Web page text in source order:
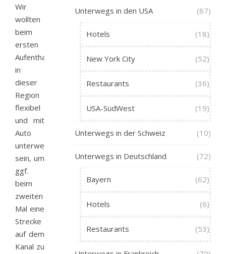
Wir
wollten
beim
ersten
Aufenthalt
in
dieser
Region
flexibel
und mit
Auto
unterwegs
sein, um
ggf.
beim
zweiten
Mal eine
Strecke
auf dem
Kanal zu
Unterwegs in den USA (87)
Hotels (18)
New York City (52)
Restaurants (36)
USA-SüdWest (19)
Unterwegs in der Schweiz (10)
Unterwegs in Deutschland (72)
Bayern (62)
Hotels (6)
Restaurants (53)